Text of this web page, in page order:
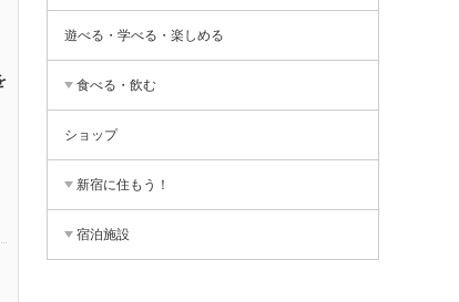
遊べる・学べる・楽しめる
食べる・飲む
ショップ
新宿に住もう！
宿泊施設